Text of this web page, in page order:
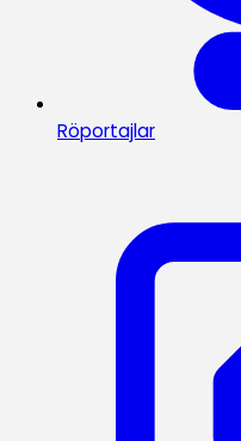
Röportajlar